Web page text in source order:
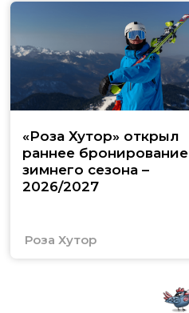
«Роза Хутор» открыл
раннее бронирование
зимнего сезона –
2026/2027
Роза Хутор